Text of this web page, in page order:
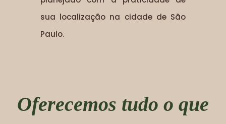
sua localização na cidade de São
Paulo.
Oferecemos tudo o que